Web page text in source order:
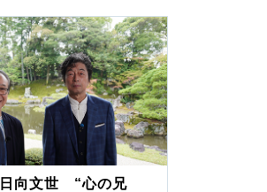
向文世 “心の兄